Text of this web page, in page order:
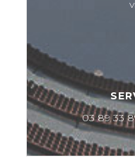
03 89 33